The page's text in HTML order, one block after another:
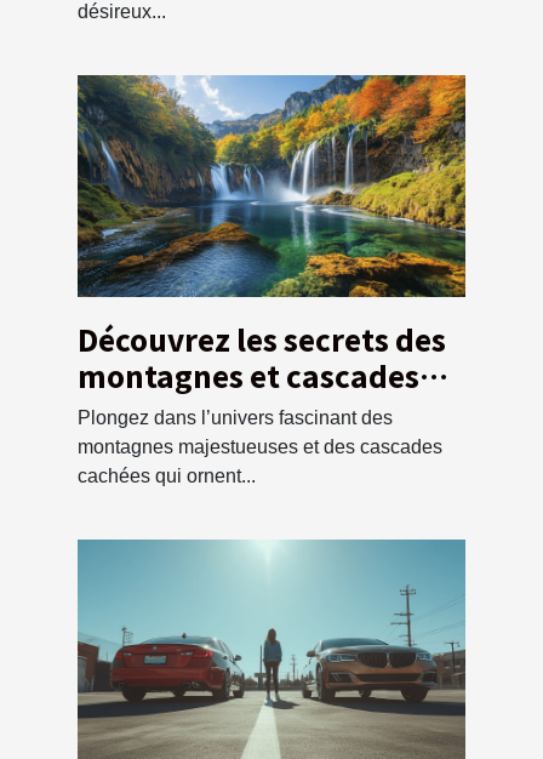
désireux...
Découvrez les secrets des
montagnes et cascades
locales
Plongez dans l’univers fascinant des
montagnes majestueuses et des cascades
cachées qui ornent...